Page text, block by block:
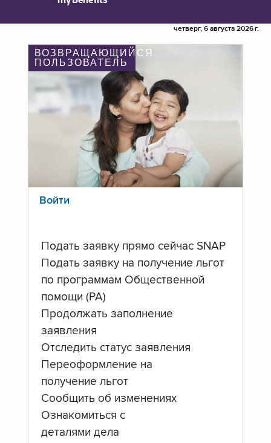
четверг, 6 августа 2026 г.
ВОЗВРАЩАЮЩИЙСЯ
ПОЛЬЗОВАТЕЛЬ
Войти
Подать заявку прямо сейчас SNAP
Подать заявку на получение льгот
по программам Общественной
помощи (PA)
Продолжать заполнение
заявления
Отследить статус заявления
Переоформление на
получение льгот
Сообщить об изменениях
Ознакомиться с
деталями дела